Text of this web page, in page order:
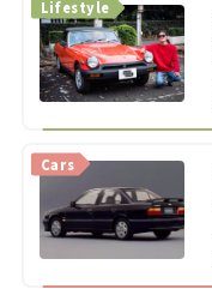
Lifestyle
Cars